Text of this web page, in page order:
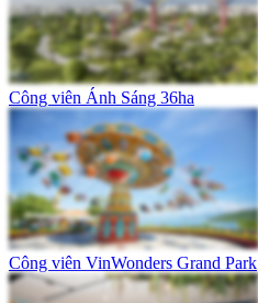
Công viên Ánh Sáng 36ha
Công viên VinWonders Grand Park